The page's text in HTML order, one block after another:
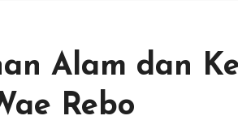
Alam dan
Rebo